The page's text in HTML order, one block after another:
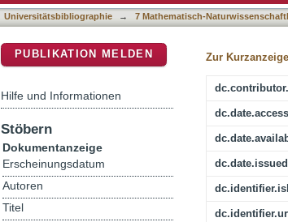
Universitätsbibliographie → 7 Mathematisch-
Zur Kurzanzeige
dc.date.issued
PUBLIKATION MELDEN
Hilfe und Informationen
Stöbern
Dokumentanzeige
Erscheinungsdatum
Autoren
Titel